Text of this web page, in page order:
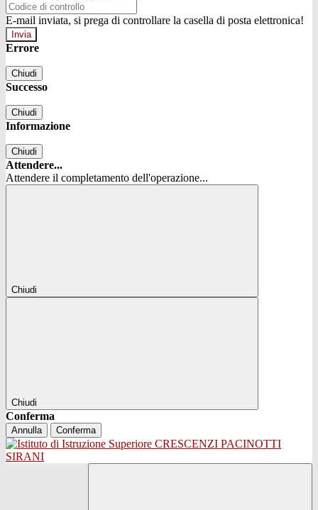
E-mail inviata, si prega di controllare la casella di posta elettronica!
Errore
Chiudi
Successo
Chiudi
Informazione
Chiudi
Attendere...
Attendere il completamento dell'operazione...
Chiudi
Chiudi
Conferma
Annulla Conferma